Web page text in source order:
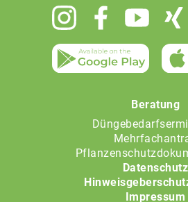
Beratung
Datenschutz
Impressum